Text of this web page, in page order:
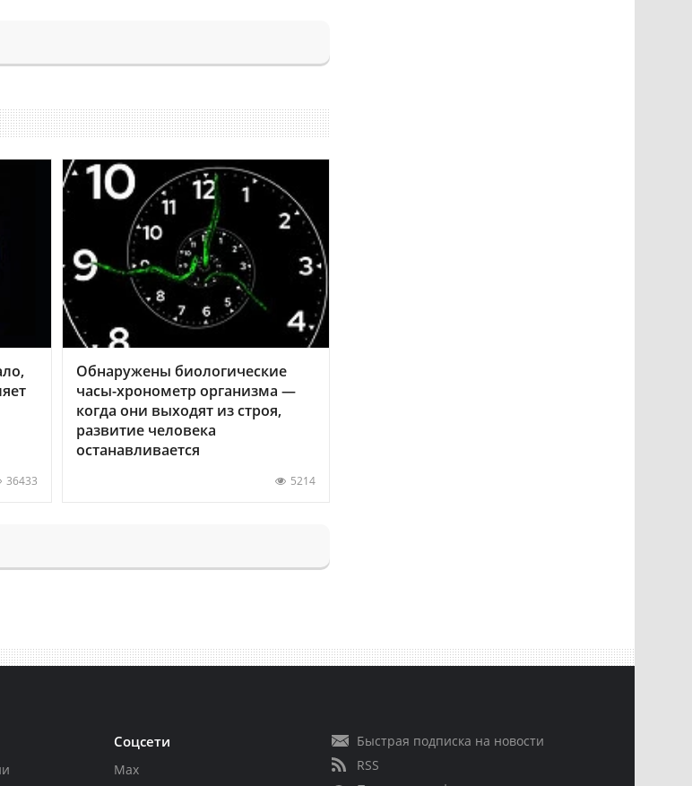
36433
Обнаружены биологические
часы-хронометр организма —
когда они выходят из строя,
развитие человека
останавливается
5214
Соцсети
Max
Быстрая подписка на новости
RSS